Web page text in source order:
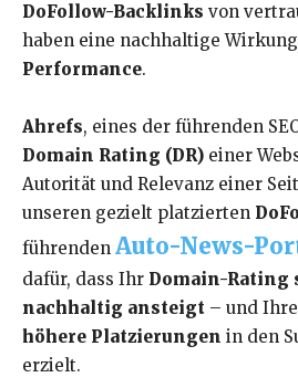
DoFollow-Backlinks von
haben eine nachhaltige
Performance.
Ahrefs, eines der führenden
Domain Rating (DR) einer
Autorität und Relevanz einer
unseren gezielt platzierten
führenden Auto-News-
dafür, dass Ihr Domain-Rating
nachhaltig ansteigt – und
höhere Platzierungen in den
erzielt.